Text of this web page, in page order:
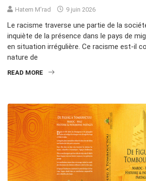
Hatem M'rad 9 juin 2026
Le racisme traverse une partie de la
inquiète de la présence dans le pays de
en situation irrégulière. Ce racisme est-il
nature de
READ MORE